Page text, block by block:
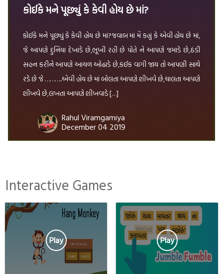
કોઈકે મને પૂછ્યું કે કેવી હોય છે માં?
કોઈકે મને પૂછ્યું કે કેવી હોય છે માં?જવાબ માં મેં કહ્યું કે એવી હોય છે માં,
જે આપણે દુનિયા દેખાડે છે,ભૂખી રહી છે પોતે ને આપણે જમાડે છે,ઠંડી
સહન કરીને આપણે આચળ ઓઢાડે છે,કંઈક વાગી જાય તો આપણી સાથે
રડે છે જે ………..એવી હોય છે માં બોલતા આપણે શીખવે છે,ચાલતા આપણે
શીખવે છે,લખતા આપણે શીખવાડે […]
Rahul Viramgamiya
December 04 2019
Interactive Games
Play Play